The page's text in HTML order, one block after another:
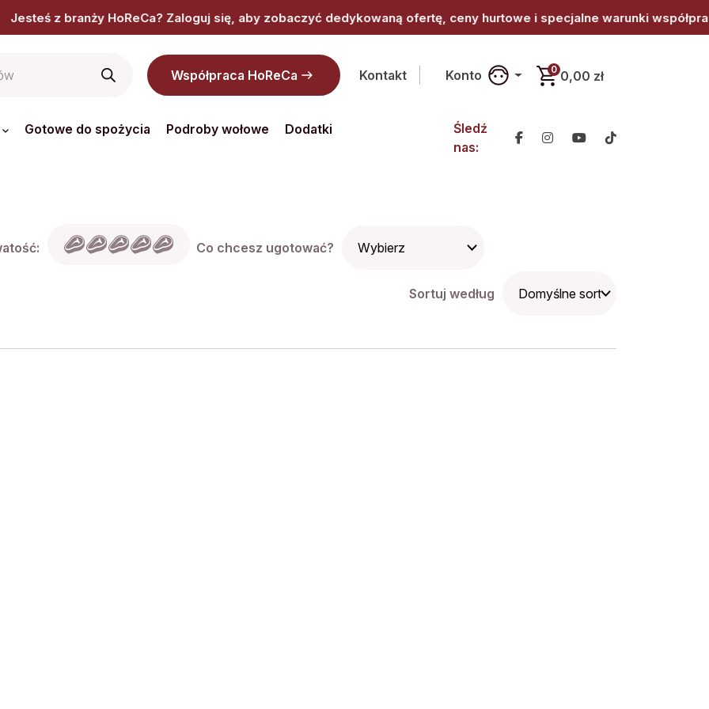
Zaloguj się, aby zobaczyć dedykowaną ofertę, ceny hurtowe i specjalne warunki współpracy. • Jesteś z
Współpraca HoReCa Kontakt Konto 0 0,00 zł
Gotowe do spożycia Podroby wołowe
Dodatki
Śledź
nas:
Co chcesz ugotować?
Sortuj według